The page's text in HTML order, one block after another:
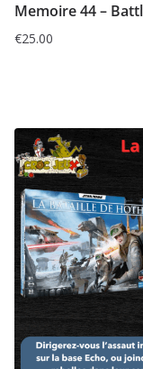
Memoire 44 –
€25.00